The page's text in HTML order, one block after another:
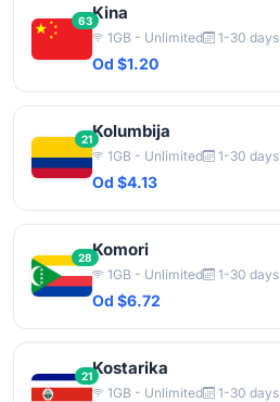
63Kina
1GB - Unlimited 1-30 days
Od $1.20
21Kolumbija
1GB - Unlimited 1-30 days
Od $4.13
28Komori
1GB - Unlimited 1-30 days
Od $6.72
21Kostarika
1GB - Unlimited 1-30 days